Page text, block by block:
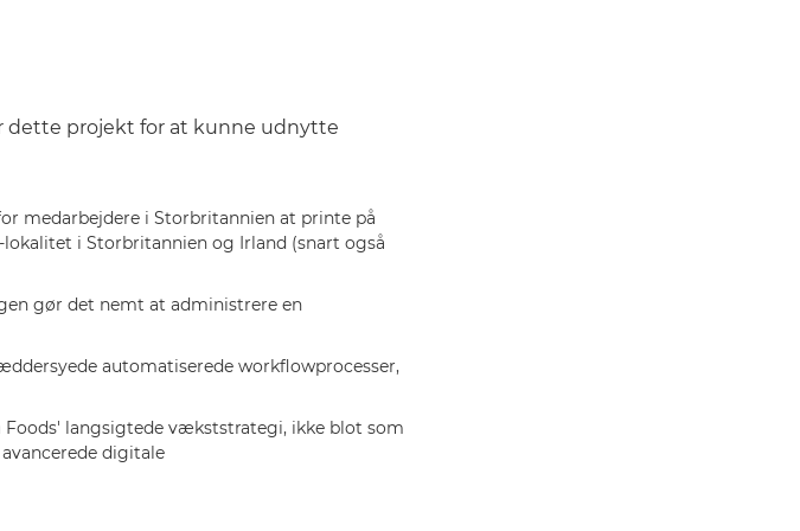
dette projekt for at kunne udnytte
medarbejdere i Storbritannien at printe på
i Storbritannien og Irland (snart også
gør det nemt at administrere en
automatiserede workflowprocesser,
langsigtede vækststrategi, ikke blot som
digitale